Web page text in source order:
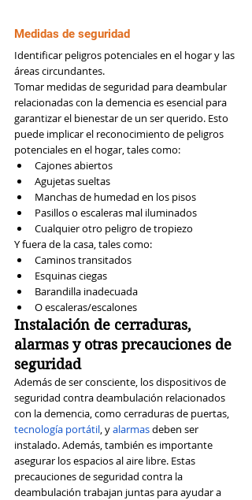
Medidas de seguridad
Identificar peligros potenciales en el hogar y las
áreas circundantes.
Tomar medidas de seguridad para deambular
relacionadas con la demencia es esencial para
garantizar el bienestar de un ser querido. Esto
puede implicar el reconocimiento de peligros
potenciales en el hogar, tales como:
Cajones abiertos
Agujetas sueltas
Manchas de humedad en los pisos
Pasillos o escaleras mal iluminados
Cualquier otro peligro de tropiezo
Y fuera de la casa, tales como:
Caminos transitados
Esquinas ciegas
Barandilla inadecuada
O escaleras/escalones
Instalación de cerraduras,
alarmas y otras precauciones de
seguridad
Además de ser consciente, los dispositivos de
seguridad contra deambulación relacionados
con la demencia, como cerraduras de puertas,
tecnología portátil, y alarmasdeben ser
instalado. Además, también es importante
asegurar los espacios al aire libre. Estas
precauciones de seguridad contra la
deambulación trabajan juntas para ayudar a